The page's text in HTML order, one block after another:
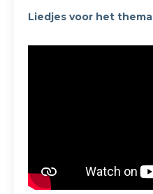
Liedjes voor het thema